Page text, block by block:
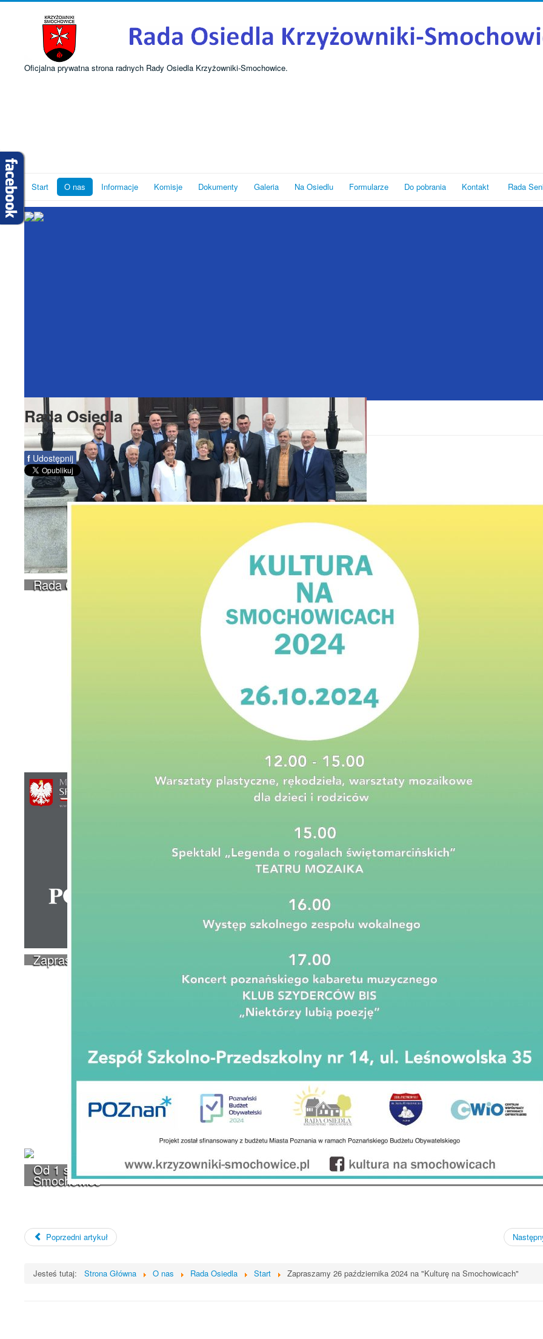
Oficjalna prywatna strona radnych Rady Osiedla Krzyżowniki-Smochowice.
Start O nas Informacje Komisje Dokumenty Galeria Na Osiedlu Formularze Do pobrania Kontakt Rada
Rada Osiedla - skład, regulamin
Zapraszamy do skorzystania z Punktu Nieodpłatnej Pomocy Prawnej.
Od 1 stycznia 2023 roku zmiany w funkcjonowaniu linii autobusowych kursujących na
Smochowice
Rada Osiedla
f Udostępnij
Poprzedni artykuł
Jesteś tutaj: Strona Główna O nas Rada Osiedla Start Zapraszamy 26 października 2024 na "Kulturę na Smochowicach"